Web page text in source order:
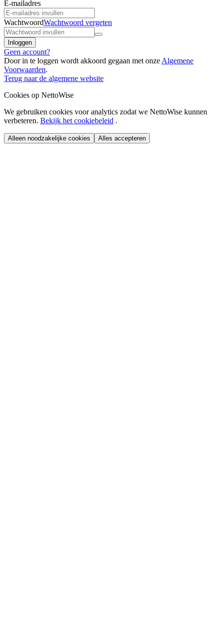
E-mailadres
WachtwoordWachtwoord vergeten
Inloggen
Geen account?
Door in te loggen wordt akkoord gegaan met onze Algemene
Voorwaarden.
Terug naar de algemene website
Cookies op NettoWise
We gebruiken cookies voor analytics zodat we NettoWise kunnen
verbeteren. Bekijk het cookiebeleid .
Alleen noodzakelijke cookies Alles accepteren